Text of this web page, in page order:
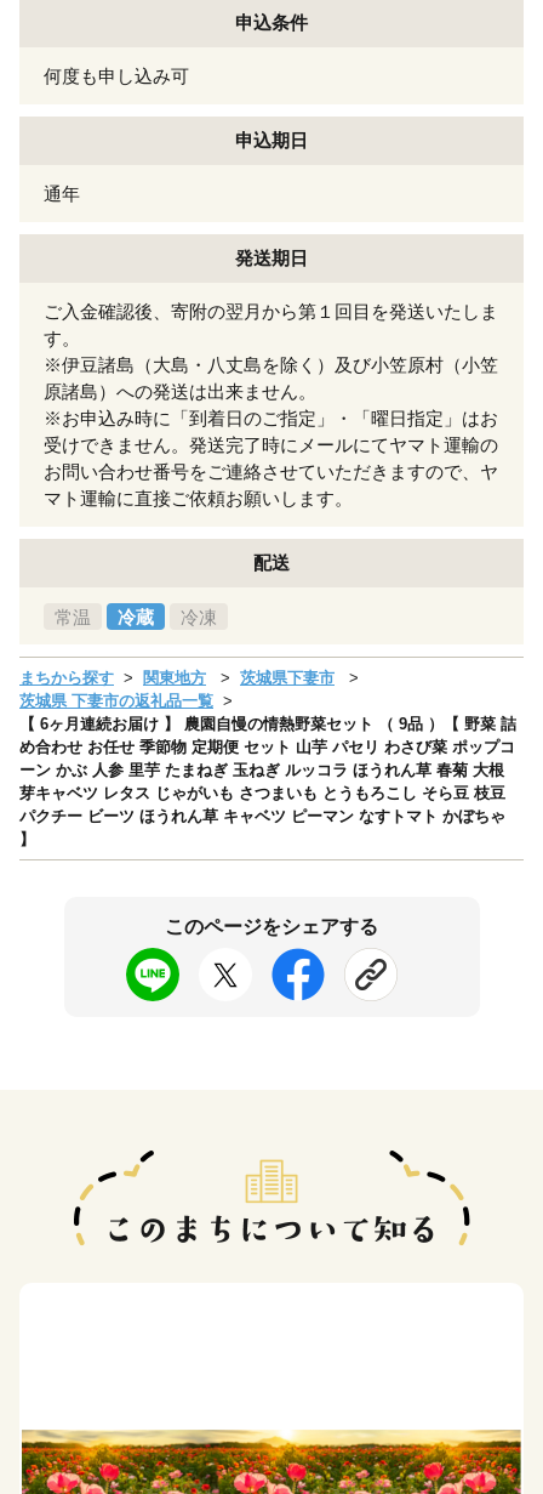
申込条件
何度も申し込み可
申込期日
通年
発送期日
ご入金確認後、寄附の翌月から第１回目を発送いたしま
す。
※伊豆諸島（大島・八丈島を除く）及び小笠原村（小笠
原諸島）への発送は出来ません。
※お申込み時に「到着日のご指定」・「曜日指定」はお
受けできません。発送完了時にメールにてヤマト運輸の
お問い合わせ番号をご連絡させていただきますので、ヤ
マト運輸に直接ご依頼お願いします。
配送
常温 冷蔵 冷凍
まちから探す 関東地方
茨城県下妻市
茨城県 下妻市の返礼品一覧
【 6ヶ月連続お届け 】 農園自慢の情熱野菜セット （ 9品 ）【 野菜 詰
め合わせ お任せ 季節物 定期便 セット 山芋 パセリ わさび菜 ポップコ
ーン かぶ 人参 里芋 たまねぎ 玉ねぎ ルッコラ ほうれん草 春菊 大根
芽キャベツ レタス じゃがいも さつまいも とうもろこし そら豆 枝豆
パクチー ビーツ ほうれん草 キャベツ ピーマン なすトマト かぼちゃ
】
このページをシェアする